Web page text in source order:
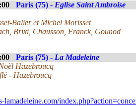
Paris (75) - Eglise Saint Ambroise
Balier et Michel Morisset
Brixi, Chausson, Franck, Gounod
Paris (75) - La Madeleine
Hazebroucq
- Hazebroucq
lamadeleine.com/